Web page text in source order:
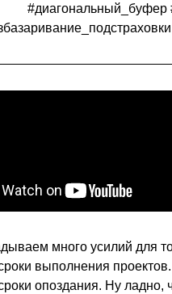
#диагональный_буфер
много усилий для
выполнения
опоздания. Ну ладно,